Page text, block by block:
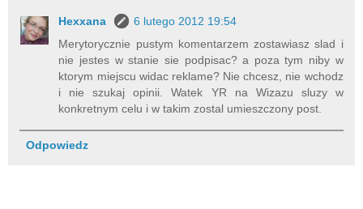
Hexxana
6 lutego 2012 19:54
Merytorycznie pustym komentarzem zostawiasz slad i
nie jestes w stanie sie podpisac? a poza tym niby w
ktorym miejscu widac reklame? Nie chcesz, nie wchodz
i nie szukaj opinii. Watek YR na Wizazu sluzy w
konkretnym celu i w takim zostal umieszczony post.
Odpowiedz